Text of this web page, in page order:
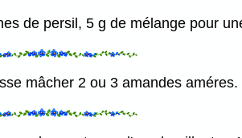
de persil, 5 g de mélange pour
mâcher 2 ou 3 amandes améres.